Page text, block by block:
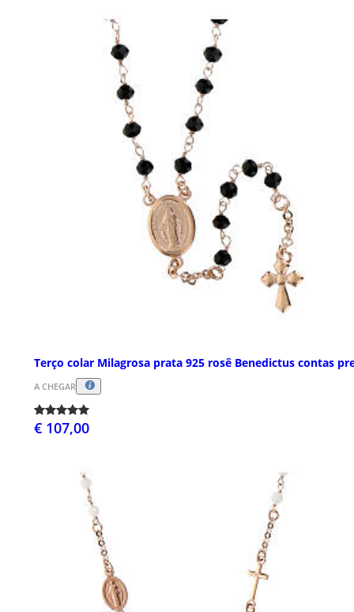
Terço colar Milagrosa prata 925 rosê Benedictus contas
A CHEGAR
€ 107,00